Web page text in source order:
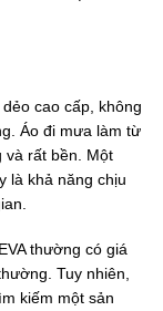
cao cấp, không
Áo đi mưa làm từ
và rất bền. Một
là khả năng chịu
thường có giá
Tuy nhiên,
kiếm một sản